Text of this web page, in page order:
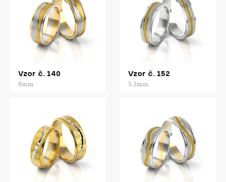
Vzor č. 140
6mm
Vzor č. 152
5.2mm